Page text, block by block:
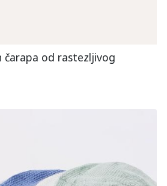
čarapa od rastezljivog